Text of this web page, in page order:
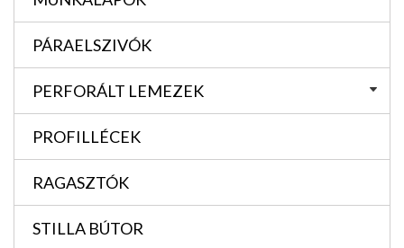
PÁRAELSZIVÓK
PERFORÁLT LEMEZEK
PROFILLÉCEK
RAGASZTÓK
STILLA BÚTOR